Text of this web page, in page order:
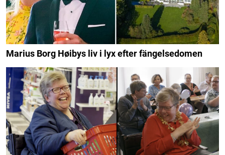
Marius Borg Høibys liv i lyx efter fängelsedomen